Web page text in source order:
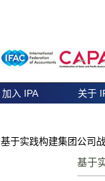
加入 IPA 关于
基于实践构建集团公司
基于